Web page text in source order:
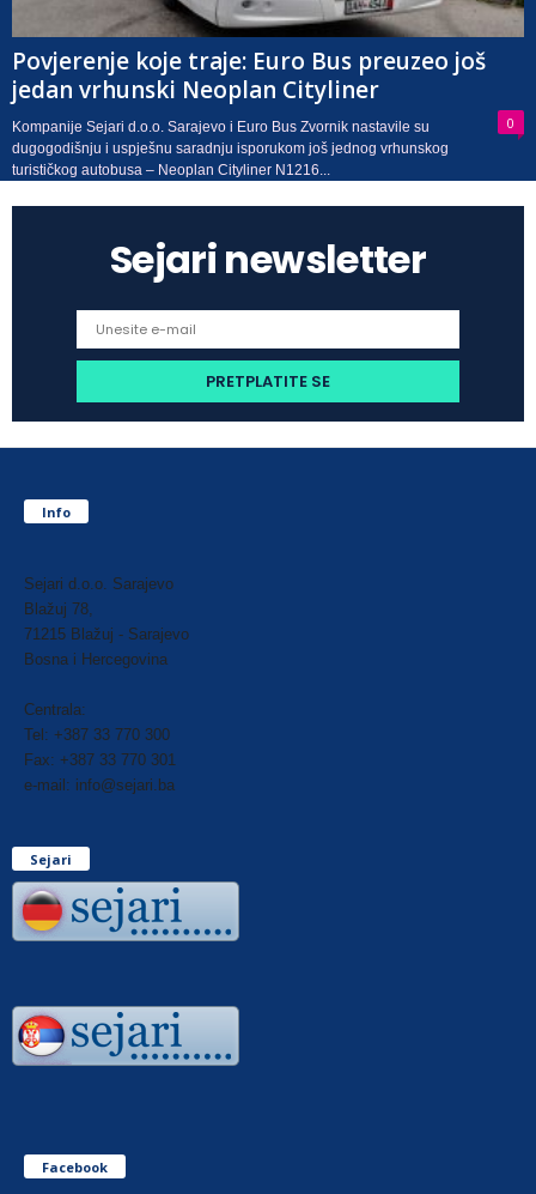
Povjerenje koje traje: Euro Bus preuzeo još
jedan vrhunski Neoplan Cityliner
0
Kompanije Sejari d.o.o. Sarajevo i Euro Bus Zvornik nastavile su
dugogodišnju i uspješnu saradnju isporukom još jednog vrhunskog
turističkog autobusa – Neoplan Cityliner N1216...
Sejari newsletter
Info
Sejari d.o.o. Sarajevo
Blažuj 78,
71215 Blažuj - Sarajevo
Bosna i Hercegovina
Centrala:
Tel: +387 33 770 300
Fax: +387 33 770 301
e-mail: info@sejari.ba
Sejari
Facebook